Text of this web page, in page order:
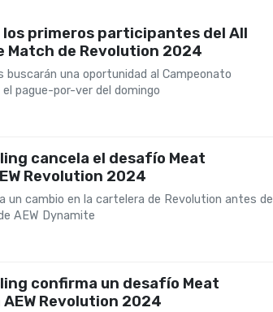
los primeros participantes del All
Match de Revolution 2024
buscarán una oportunidad al Campeonato
el pague-por-ver del domingo
cancela el desafío Meat
Revolution 2024
un cambio en la cartelera de Revolution antes de
AEW Dynamite
confirma un desafío Meat
Revolution 2024